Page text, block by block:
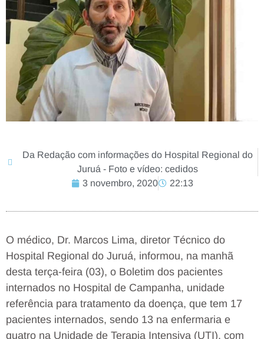
Da Redação com informações do Hospital Regional do
Juruá - Foto e vídeo: cedidos
3 novembro, 2020
22:13
O médico, Dr. Marcos Lima, diretor Técnico do
Hospital Regional do Juruá, informou, na manhã
desta terça-feira (03), o Boletim dos pacientes
internados no Hospital de Campanha, unidade
referência para tratamento da doença, que tem 17
pacientes internados, sendo 13 na enfermaria e
quatro na Unidade de Terapia Intensiva (UTI), com